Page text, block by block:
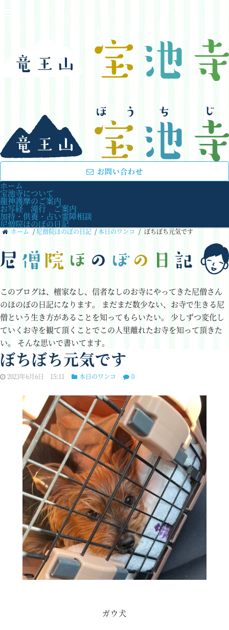
お問い合わせ
ホーム
宝池寺について
龍神護摩のご案内
お写経 滝行 ご案内
加持・供養・占い霊障相談
尼僧院ほのぼの日記
ホーム / 尼僧院ほのぼの日記 /本日のワンコ / ぼちぼち元気です
このブログは、檀家なし、信者なしのお寺にやってきた尼僧さん
のほのぼの日記になります。 まだまだ数少ない、お寺で生きる尼
僧という生き方があることを知ってもらいたい。
少しずつ変化し
ていくお寺を観て頂くことでこの人里離れたお寺を知って頂きた
い。 そんな思いで書いてます。
ぼちぼち元気です
2023年6月6日 15:11 本日のワンコ 0
ガウ犬